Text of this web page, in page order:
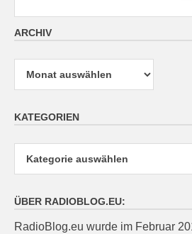
ARCHIV
Archiv
KATEGORIEN
ÜBER RADIOBLOG.EU:
RadioBlog.eu wurde im Februar